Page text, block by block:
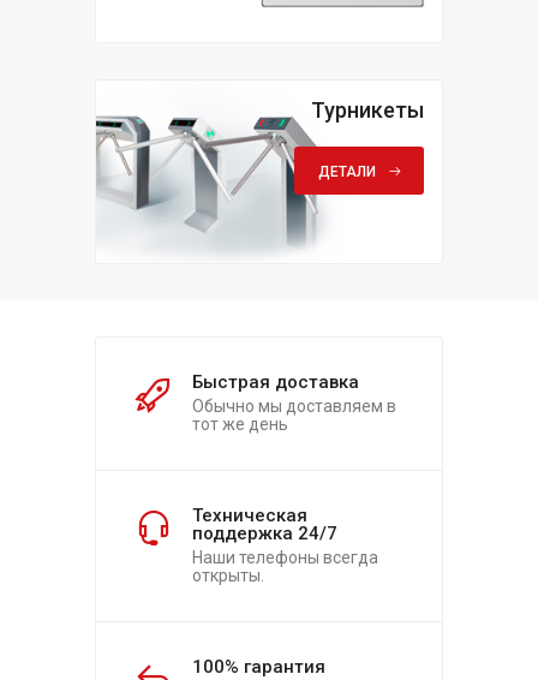
Турникеты
ДЕТАЛИ
Быстрая доставка
Обычно мы доставляем в
тот же день
Техническая
поддержка 24/7
Наши телефоны всегда
открыты.
100% гарантия